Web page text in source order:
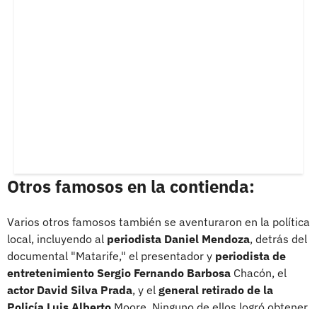
Otros famosos en la contienda:
Varios otros famosos también se aventuraron en la política
local, incluyendo al periodista Daniel Mendoza, detrás del
documental "Matarife," el presentador y periodista de
entretenimiento Sergio Fernando Barbosa Chacón, el
actor David Silva Prada, y el general retirado de la